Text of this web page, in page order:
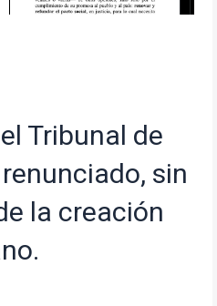
Tribunal de
sin
la creación